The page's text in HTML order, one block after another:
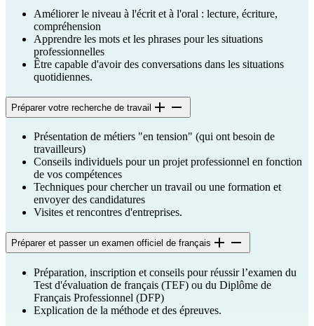
Améliorer le niveau à l'écrit et à l'oral : lecture, écriture,
compréhension
Apprendre les mots et les phrases pour les situations
professionnelles
Être capable d'avoir des conversations dans les situations
quotidiennes.
Préparer votre recherche de travail
Présentation de métiers "en tension" (qui ont besoin de
travailleurs)
Conseils individuels pour un projet professionnel en fonction
de vos compétences
Techniques pour chercher un travail ou une formation et
envoyer des candidatures
Visites et rencontres d'entreprises.
Préparer et passer un examen officiel de français
Préparation, inscription et conseils pour réussir l’examen du
Test d'évaluation de français (TEF) ou du Diplôme de
Français Professionnel (DFP)
Explication de la méthode et des épreuves.